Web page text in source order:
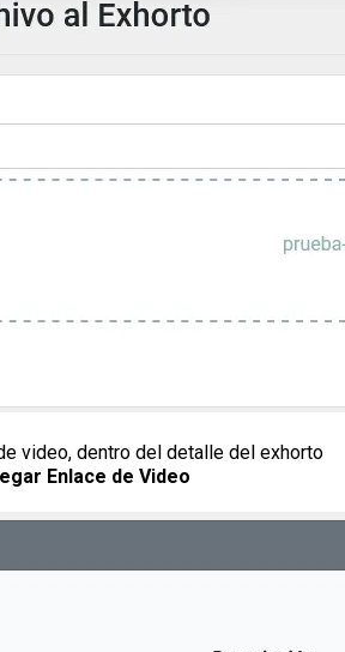
video, dentro del detalle del exhorto
Enlace de Video